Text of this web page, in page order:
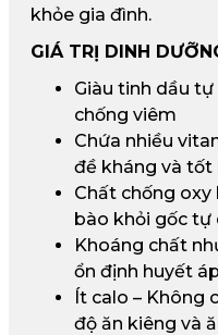
khỏe gia đình.
GIÁ TRỊ DINH
Giàu tinh dầu
chống viêm
Chứa nhiều
đề kháng và tốt
Chất chống
bào khỏi gốc tự
Khoáng chất
ổn định huyết
Ít calo – Không
độ ăn kiêng và